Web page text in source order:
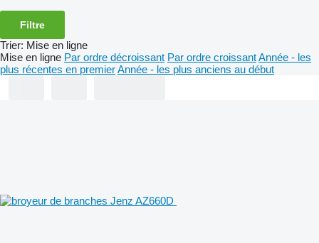
Filtre
Trier: Mise en ligne
Mise en ligne Par ordre décroissant Par ordre croissantAnnée - les
plus récentes en premierAnnée - les plus anciens au début